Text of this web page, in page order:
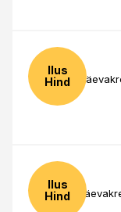
Ilus
HindDD
Ilus
HindDD